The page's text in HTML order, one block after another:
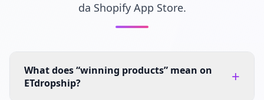
da Shopify App Store.
What does “winning products” mean on
ETdropship?
+